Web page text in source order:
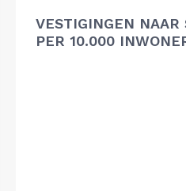
VESTIGINGEN NAAR
PER 10.000